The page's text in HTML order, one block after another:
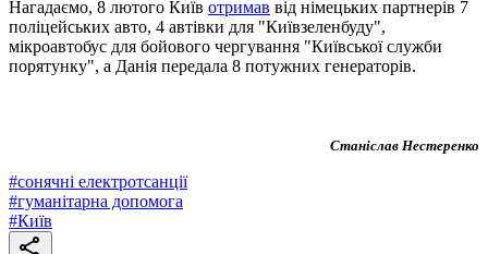
Нагадаємо, 8 лютого Київ отримав від німецьких партнерів 7
поліцейських авто, 4 автівки для "Київзеленбуду",
мікроавтобус для бойового чергування "Київської служби
порятунку", а Данія передала 8 потужних генераторів.
Станіслав Нестеренко
#сонячні електротсанції
#гуманітарна допомога
#Київ